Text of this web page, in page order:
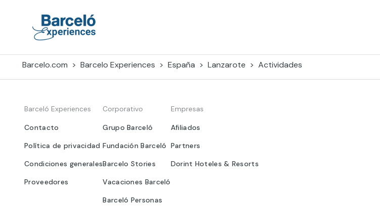
Barcelo.com Barcelo Experiences España Lanzarote Actividades
Barceló Experiences
Contacto
Política de privacidad
Condiciones generales
Proveedores
Corporativo
Grupo Barceló
Fundación Barceló
Barcelo Stories
Vacaciones Barceló
Barceló Personas
Empresas
Afiliados
Partners
Dorint Hoteles & Resorts